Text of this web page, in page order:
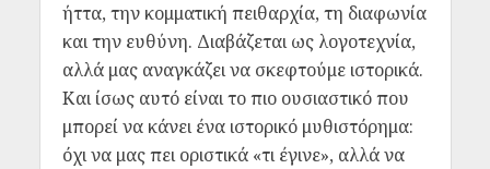
ήττα, την κομματική πειθαρχία, τη διαφωνία
και την ευθύνη. Διαβάζεται ως λογοτεχνία,
αλλά μας αναγκάζει να σκεφτούμε ιστορικά.
Και ίσως αυτό είναι το πιο ουσιαστικό που
μπορεί να κάνει ένα ιστορικό μυθιστόρημα:
όχι να μας πει οριστικά «τι έγινε», αλλά να